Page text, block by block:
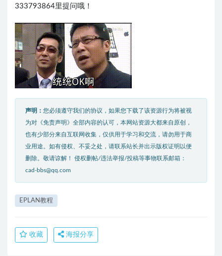
333793864里提问哦！
声明： 您必须遵守我们的协议，如果您下载了该资源行为将被视
为对《免责声明》全部内容的认可，本网站资源大都来自原创，
也有少部分来自互联网收集，仅供用于学习和交流，请勿用于商
业用途。如有侵权、不妥之处，请联系站长并出示版权证明以便
删除。敬请谅解！ 侵权删帖/违法举报/投稿等事物联系邮箱：
cad-bbs@qq.com
EPLAN教程
收藏 海报分享